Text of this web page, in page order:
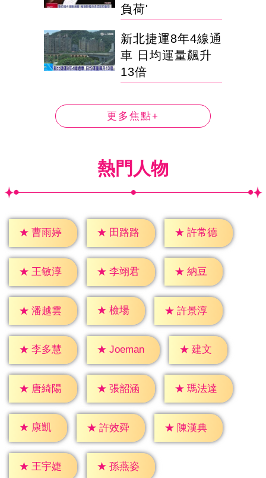
負荷'
新北捷運8年4線通
車 日均運量飆升
13倍
更多焦點+
熱門人物
★ 曹雨婷 ★ 田路路 ★ 許常德
★ 王敏淳 ★ 李翊君 ★ 納豆
★ 潘越雲 ★ 檢場 ★ 許景淳
★ 李多慧 ★ Joeman ★ 建文
★ 唐綺陽 ★ 張韶涵 ★ 瑪法達
★ 康凱 ★ 許效舜 ★ 陳漢典
★ 王宇婕 ★ 孫燕姿